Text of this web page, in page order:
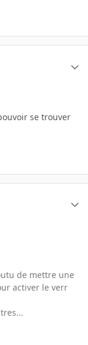
se trouver
de mettre une
activer le verr